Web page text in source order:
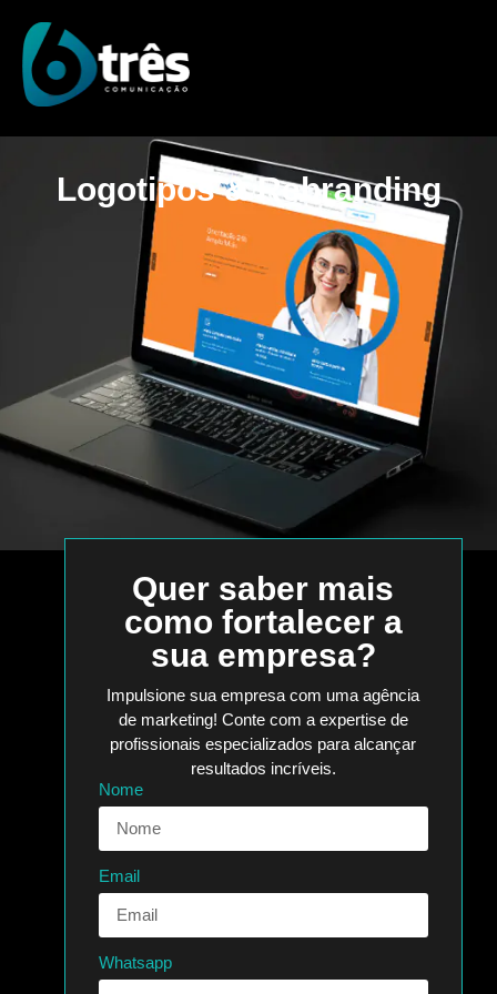
Logotipos & Rebranding
Quer saber mais
como fortalecer a
sua empresa?
Impulsione sua empresa com uma agência
de marketing! Conte com a expertise de
profissionais especializados para alcançar
resultados incríveis.
Nome
Email
Whatsapp